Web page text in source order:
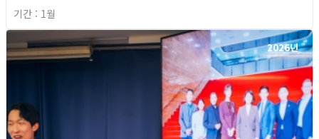
기간 : 1월
2026년